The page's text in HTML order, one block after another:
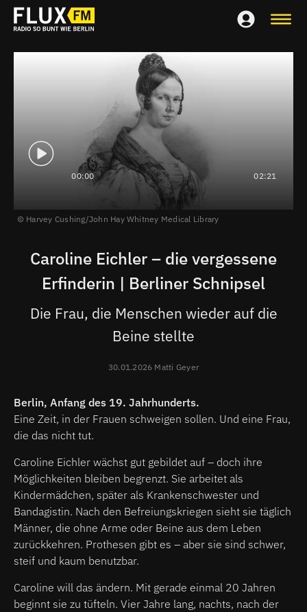
00:00 02:21
Harvey Cushing/John Hay Whitney Medical Library
Caroline Eichler – die vergessene
Erfinderin | Berliner Schnipsel
Die Frau, die Menschen wieder auf die
Beine stellte
30.01.2026 Matti Geyer
Berlin, Anfang des 19. Jahrhunderts.
Eine Zeit, in der Frauen schweigen sollen. Und eine Frau,
die das nicht tut.
Caroline Eichler wächst gut gebildet auf – doch ihre
Möglichkeiten bleiben begrenzt. Sie arbeitet als
Kindermädchen, später als Krankenschwester und
Bandagistin. Nach den Befreiungskriegen sieht sie täglich
Männer, die ohne Arme oder Beine aus dem Leben
zurückkehren. Prothesen gibt es – aber sie sind schwer,
steif und kaum benutzbar.
Caroline will das ändern. Mit gerade einmal 20 Jahren
beginnt sie zu tüfteln. Vier Jahre lang, nachts, nach der